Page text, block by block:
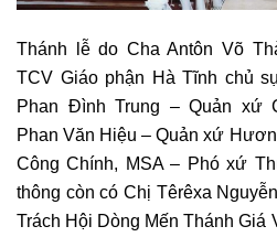
Thánh lễ do Cha Antôn Võ
TCV Giáo phận Hà Tĩnh chủ
Phan Đình Trung – Quản xứ
Phan Văn Hiệu – Quản xứ
Công Chính, MSA – Phó xứ
thông còn có Chị Têrêxa
Trách Hội Dòng Mến Thánh Giá